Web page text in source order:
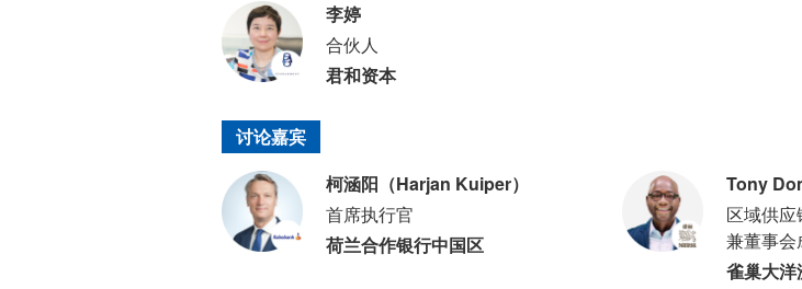
李婷
合伙人
君和资本
讨论嘉宾
柯涵阳（Harjan Kuiper）
首席执行官
荷兰合作银行中国区
Tony
区域供
兼董事会
雀巢大洋